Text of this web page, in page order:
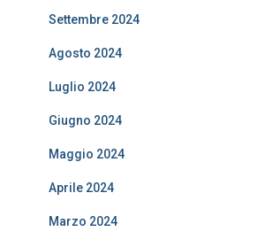
Settembre 2024
Agosto 2024
Luglio 2024
Giugno 2024
Maggio 2024
Aprile 2024
Marzo 2024